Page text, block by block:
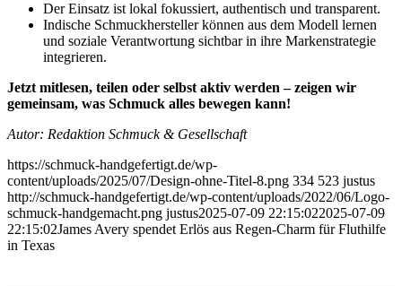
Der Einsatz ist lokal fokussiert, authentisch und transparent.
Indische Schmuckhersteller können aus dem Modell lernen
und soziale Verantwortung sichtbar in ihre Markenstrategie
integrieren.
Jetzt mitlesen, teilen oder selbst aktiv werden – zeigen wir
gemeinsam, was Schmuck alles bewegen kann!
Autor: Redaktion Schmuck & Gesellschaft
https://schmuck-handgefertigt.de/wp-
content/uploads/2025/07/Design-ohne-Titel-8.png 334 523 justus
http://schmuck-handgefertigt.de/wp-content/uploads/2022/06/Logo-
schmuck-handgemacht.png justus2025-07-09 22:15:022025-07-09
22:15:02James Avery spendet Erlös aus Regen-Charm für Fluthilfe
in Texas